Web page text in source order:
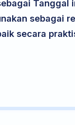
Tanggal
sebagai
secara